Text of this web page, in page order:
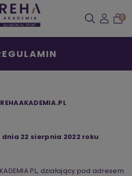
0
22 sierpnia 2022 roku
działający pod adresem